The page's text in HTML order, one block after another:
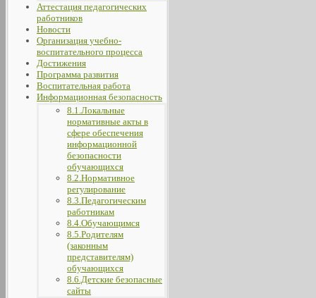
Аттестация педагогических
работников
Новости
Организация учебно-
воспитательного процесса
Достижения
Программа развития
Воспитательная работа
Информационная безопасность
8.1.Локальные
нормативные акты в
сфере обеспечения
информационной
безопасности
обучающихся
8.2.Нормативное
регулирование
8.3.Педагогическим
работникам
8.4.Обучающимся
8.5.Родителям
(законным
представителям)
обучающихся
8.6.Детские безопасные
сайты